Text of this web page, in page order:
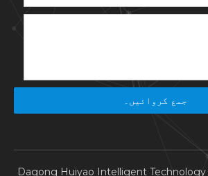
جمع کروائیں۔
Dagong Huiyao Intelligent Technology